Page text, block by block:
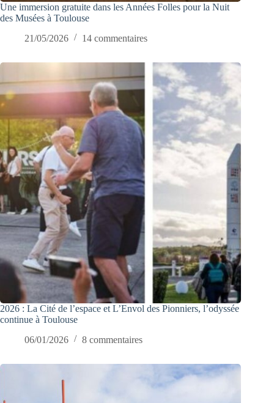
Une immersion gratuite dans les Années Folles pour la Nuit
des Musées à Toulouse
21/05/2026
14 commentaires
2026 : La Cité de l’espace et L’Envol des Pionniers, l’odyssée
continue à Toulouse
06/01/2026
8 commentaires